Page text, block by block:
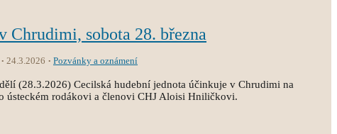
Chrudimi, sobota 28. března
24.3.2026 Pozvánky a oznámení
(28.3.2026) Cecilská hudební jednota účinkuje v Chrudimi na
ústeckém rodákovi a členovi CHJ Aloisi Hniličkovi.